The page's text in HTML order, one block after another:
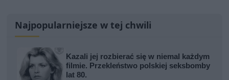
Najpopularniejsze w tej chwili
Kazali jej rozbierać się w niemal każdym
filmie. Przekleństwo polskiej seksbomby
lat 80.